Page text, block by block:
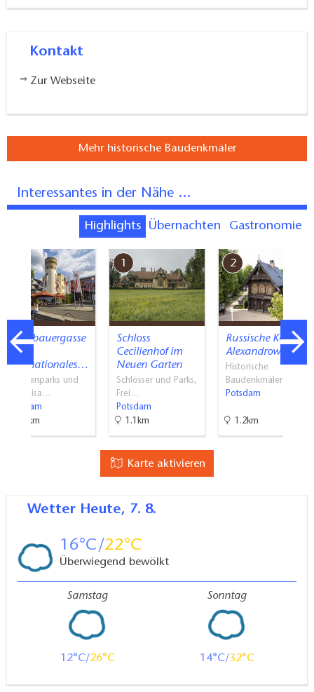
Kontakt
Zur Webseite
Mehr historische Baudenkmäler
Interessantes in der Nähe ...
Highlights Übernachten Gastronomie
Schiffbauergasse
Internationales…
Themenparks und
Erlebnisa…
Potsdam
2.5km
1
Schloss
Cecilienhof im
Neuen Garten
Schlösser und Parks,
Frei…
Potsdam
1.1km
2
Russische Kolonie
Alexandrowka
Historische
Baudenkmäler …
Potsdam
1.2km
Karte aktivieren
Wetter Heute, 7. 8.
16 22
Überwiegend bewölkt
Samstag
12 26
Sonntag
14 32